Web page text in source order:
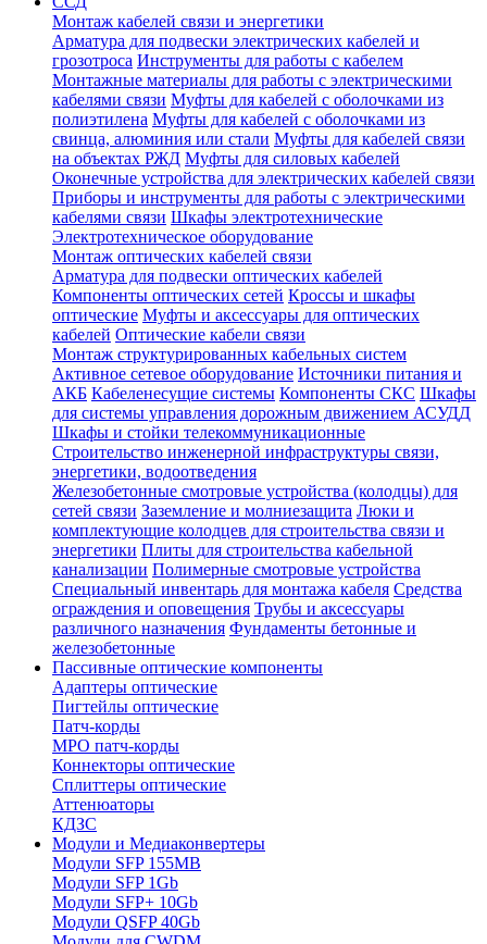
Монтаж кабелей связи и энергетики
Арматура для подвески электрических кабелей и
грозотроса Инструменты для работы с кабелем
Монтажные материалы для работы с электрическими
кабелями связи Муфты для кабелей с оболочками из
полиэтилена Муфты для кабелей с оболочками из
свинца, алюминия или стали Муфты для кабелей связи
на объектах РЖД Муфты для силовых кабелей
Оконечные устройства для электрических кабелей связи
Приборы и инструменты для работы с электрическими
кабелями связи Шкафы электротехнические
Электротехническое оборудование
Монтаж оптических кабелей связи
Арматура для подвески оптических кабелей
Компоненты оптических сетей Кроссы и шкафы
оптические Муфты и аксессуары для оптических
кабелей Оптические кабели связи
Монтаж структурированных кабельных систем
Активное сетевое оборудование Источники питания и
АКБ Кабеленесущие системы Компоненты СКС Шкафы
для системы управления дорожным движением АСУДД
Шкафы и стойки телекоммуникационные
Строительство инженерной инфраструктуры связи,
энергетики, водоотведения
Железобетонные смотровые устройства (колодцы) для
сетей связи Заземление и молниезащита Люки и
комплектующие колодцев для строительства связи и
энергетики Плиты для строительства кабельной
канализации Полимерные смотровые устройства
Специальный инвентарь для монтажа кабеля Средства
ограждения и оповещения Трубы и аксессуары
различного назначения Фундаменты бетонные и
железобетонные
Пассивные оптические компоненты
Адаптеры оптические
Пигтейлы оптические
Патч-корды
MPO патч-корды
Коннекторы оптические
Сплиттеры оптические
Аттенюаторы
КДЗС
Модули и Медиаконвертеры
Модули SFP 155MB
Модули SFP 1Gb
Модули SFP+ 10Gb
Модули QSFP 40Gb